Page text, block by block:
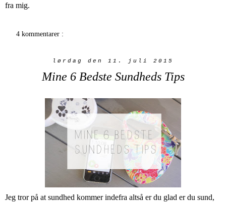
fra mig.
4 kommentarer :
lørdag den 11. juli 2015
Mine 6 Bedste Sundheds Tips
Jeg tror på at sundhed kommer indefra altså er du glad er du sund,